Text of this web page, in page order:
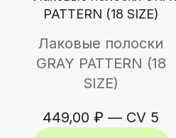
Лаковые полоски
GRAY PATTERN (18
SIZE)
449,00₽ — CV 5